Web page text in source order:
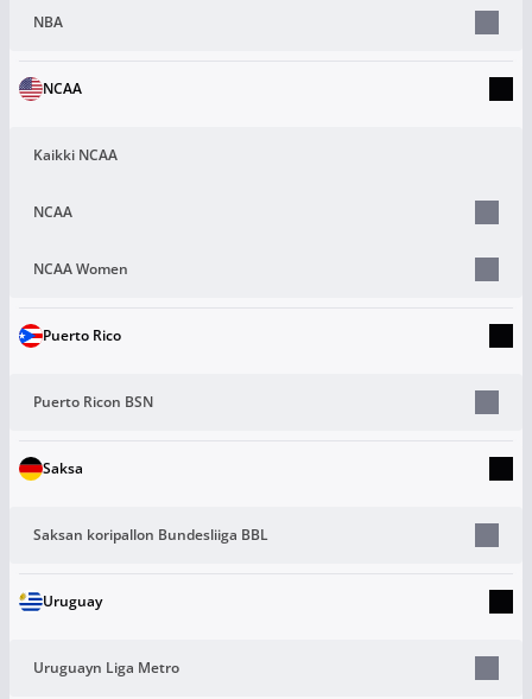
NBA
NCAA
Kaikki NCAA
NCAA
NCAA Women
Puerto Rico
Puerto Ricon BSN
Saksa
Saksan koripallon Bundesliiga BBL
Uruguay
Uruguayn Liga Metro